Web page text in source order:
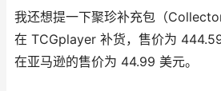
我还想提一下聚珍补充包（
在 TCGplayer 补货，售价为
在亚马逊的售价为 44.99 美元。